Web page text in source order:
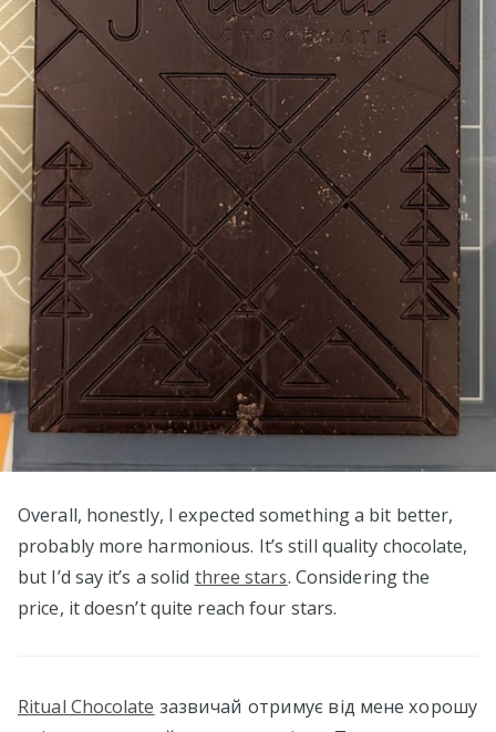
Overall, honestly, I expected something a bit better,
probably more harmonious. It’s still quality chocolate,
but I’d say it’s a solid three stars. Considering the
price, it doesn’t quite reach four stars.
Ritual Chocolate зазвичай отримує від мене хорошу